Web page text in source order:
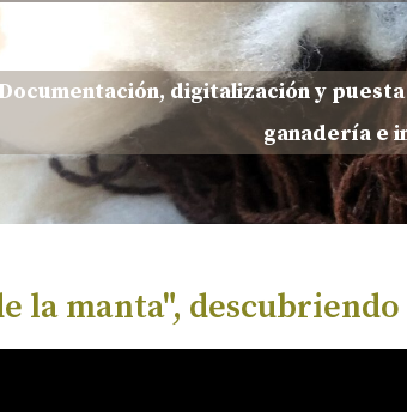
digitalización y
ganadería e
la manta",